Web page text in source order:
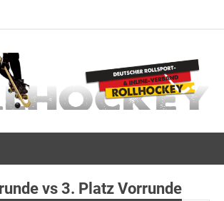
vs 3. Platz Vorrunde